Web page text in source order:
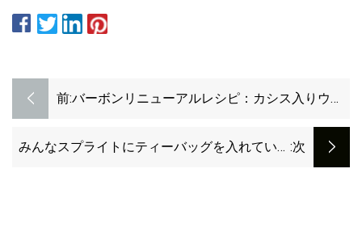
前:バーボンリニューアルレシピ：カシス入りウィ
みんなスプライトにティーバッグを入れていま :次